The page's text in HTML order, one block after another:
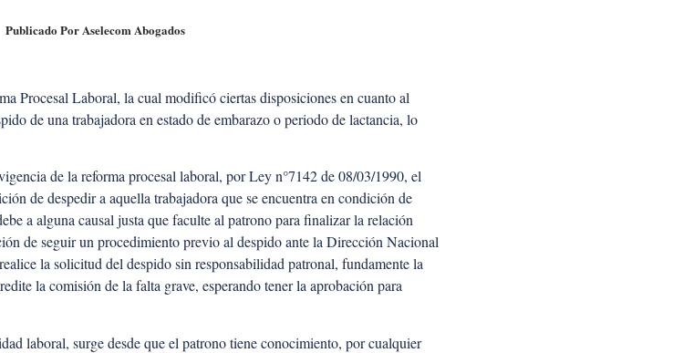
Publicado PorAselecom Abogados
Procesal Laboral, la cual modificó ciertas disposiciones en cuanto al
de una trabajadora en estado de embarazo o periodo de lactancia, lo
de la reforma procesal laboral, por Ley n°7142 de 08/03/1990, el
de despedir a aquella trabajadora que se encuentra en condición de
a alguna causal justa que faculte al patrono para finalizar la relación
de seguir un procedimiento previo al despido ante la Dirección Nacional
la solicitud del despido sin responsabilidad patronal, fundamente la
la comisión de la falta grave, esperando tener la aprobación para
laboral, surge desde que el patrono tiene conocimiento, por cualquier